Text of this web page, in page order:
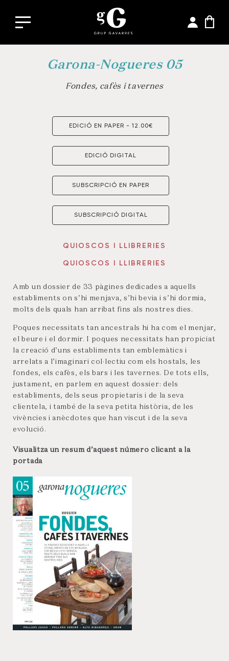
Garona-Nogueres 05
Fondes, cafès i tavernes
EDICIÓ EN PAPER - 12.00€
EDICIÓ DIGITAL
SUBSCRIPCIÓ EN PAPER
SUBSCRIPCIÓ DIGITAL
QUIOSCOS I LLIBRERIES
QUIOSCOS I LLIBRERIES
Amb un dossier de 33 pàgines dedicades a aquells
establiments on s’hi menjava, s’hi bevia i s’hi dormia,
molts dels quals han arribat fins als nostres dies.
Poques necessitats tan ancestrals hi ha com el menjar,
el beure i el dormir. I poques necessitats han propiciat
la creació d’uns establiments tan emblemàtics i
arrelats a l’imaginari col·lectiu com els hostals, les
fondes, els cafès, els bars i les tavernes. De tots ells,
justament, en parlem en aquest dossier: dels
establiments, dels seus propietaris i de la seva
clientela, i també de la seva petita història, de les
vivències i anècdotes que han viscut i de la seva
evolució.
Visualitza un resum d’aquest número clicant a la
portada